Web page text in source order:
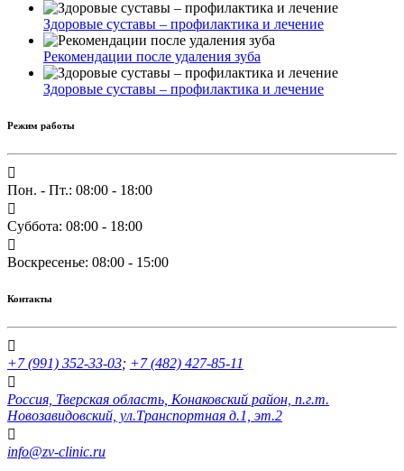
Здоровые суставы – профилактика и лечение
Рекомендации после удаления зуба
Здоровые суставы – профилактика и лечение
Режим работы
Пон. - Пт.: 08:00 - 18:00
Суббота: 08:00 - 18:00
Воскресенье: 08:00 - 15:00
Контакты
+7 (991) 352-33-03; +7 (482) 427-85-11
Россия, Тверская область, Конаковский район, п.г.т.
Новозавидовский, ул.Транспортная д.1, эт.2
info@zv-clinic.ru